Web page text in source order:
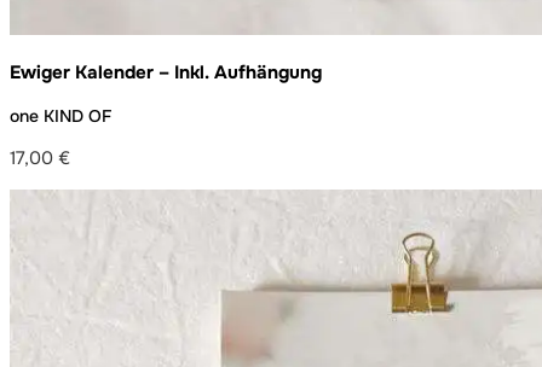
Ewiger Kalender – Inkl. Aufhängung
one KIND OF
17,00 €